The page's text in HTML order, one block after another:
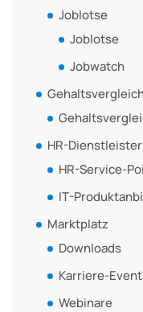
Joblotse
Joblotse
Jobwatch
HR-Dienstleister
HR-Service-
IT-
Marktplatz
Downloads
Karriere-
Webinare